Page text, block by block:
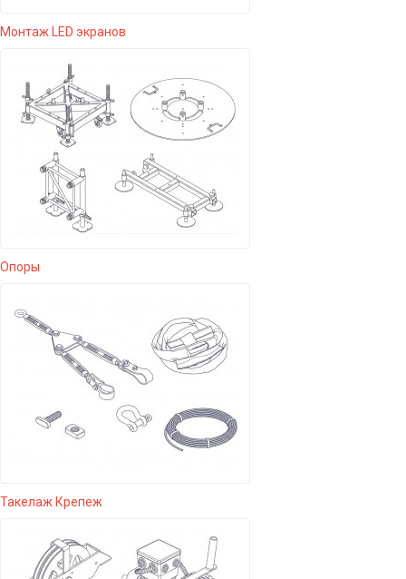
Монтаж LED экранов
Опоры
Такелаж Крепеж